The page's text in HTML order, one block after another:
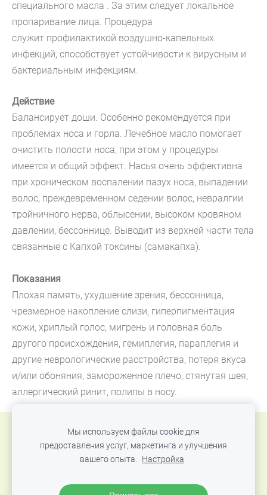
специального масла . За этим следует локальное
пропаривание лица. Процедура
служит профилактикой воздушно-капельных
инфекций, способствует устойчивости к вирусным и
бактериальным инфекциям.
Действие
Балансирует доши. Особенно рекомендуется при
проблемах носа и горла. Лечебное масло помогает
очистить полости носа, при этом у процедуры
имеется и общий эффект. Насья очень эффективна
при хроническом воспалении пазух носа, выпадении
волос, преждевременном седении волос, невралгии
тройничного нерва, облысении, высоком кровяном
давлении, бессоннице. Выводит из верхней части тела
связанные с Капхой токсины (самакапха).
Показания
Плохая память, ухудшение зрения, бессонница,
чрезмерное накопление слизи, гиперпигментация
кожи, хриплый голос, мигрень и головная боль
другого происхождения, гемиплегия, параплегия и
другие неврологические расстройства, потеря вкуса
и/или обоняния, замороженное плечо, стянутая шея,
аллергический ринит, полипы в носу.
Файлы cookie
© 2016-2024 Аюрведический центр «Ayurveda Palace
Jurmala», Официальный сайт
Мы используем файлы cookie для
предоставления услуг, маркетинга и улучшения
вашего опыта. Настройка